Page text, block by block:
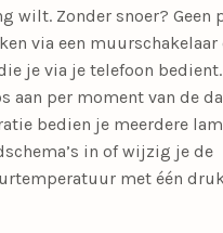
wilt. Zonder snoer? Geen
via een
je via je telefoon
aan per moment van de
bedien je meerdere
in of wijzig je de
met één